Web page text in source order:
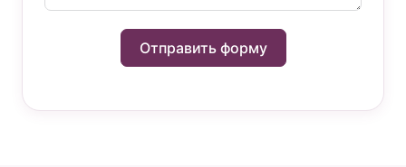
Отправить форму